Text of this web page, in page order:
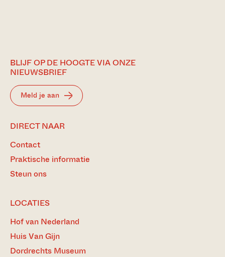
BLIJF OP DE HOOGTE VIA ONZE
NIEUWSBRIEF
Meld je aan
DIRECT NAAR
Contact
Praktische informatie
Steun ons
LOCATIES
Hof van Nederland
Huis Van Gijn
Dordrechts Museum